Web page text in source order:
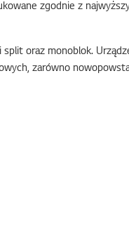
zgodnie z
oraz monoblok.
zarówno